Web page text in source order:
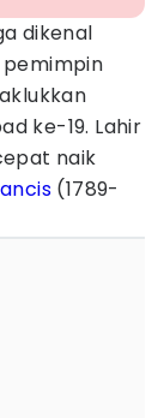
dikenal
pemimpin
ke-19. Lahir
naik
(1789-